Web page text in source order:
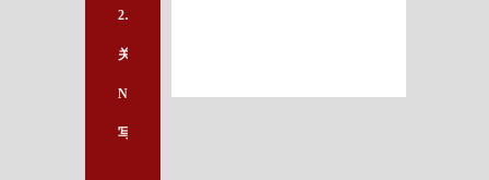
2018年度国家自然科学基金评审结果放榜